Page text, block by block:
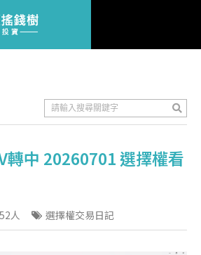
轉中 20260701 選擇權看
人 選擇權交易日記